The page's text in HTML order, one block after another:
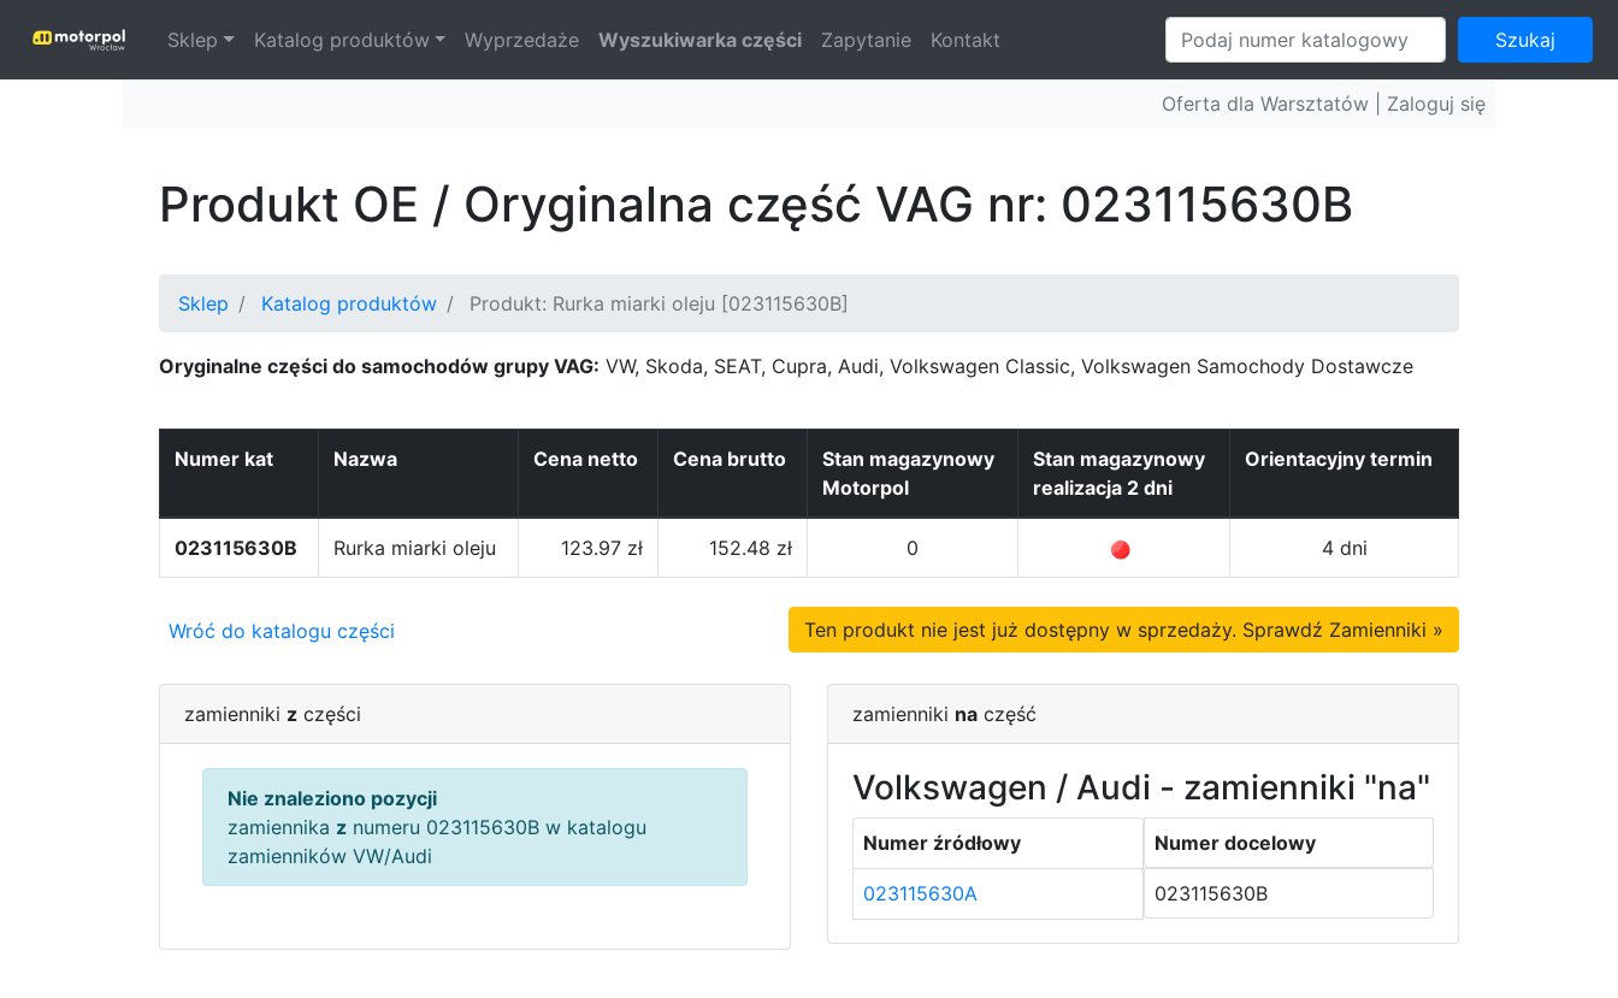
Sklep Katalog produktów Wyprzedaże Wyszukiwarka części Zapytanie Kontakt Szukaj
Oferta dla Warsztatów | Zaloguj się
Produkt OE / Oryginalna część VAG nr: 023115630B
Sklep Katalog produktów Produkt: Rurka miarki oleju [023115630B]
Oryginalne części do samochodów grupy VAG: VW, Skoda, SEAT, Cupra, Audi, Volkswagen Classic, Volkswagen Samochody Dostawcze
Numer kat Nazwa Cena netto Cena brutto
Stan magazynowy
Motorpol
Stan magazynowy
realizacja 2 dni
Orientacyjny termin
023115630B Rurka miarki oleju 123.97 zł 152.48 zł 0 4 dni
Wróć do katalogu części Ten produkt nie jest już dostępny w sprzedaży. Sprawdź Zamienniki »
zamienniki z części
Nie znaleziono pozycji
zamiennika z numeru 023115630B w katalogu
zamienników VW/Audi
zamienniki na część
Volkswagen / Audi - zamienniki "na"
Numer źródłowy Numer docelowy
023115630A 023115630B